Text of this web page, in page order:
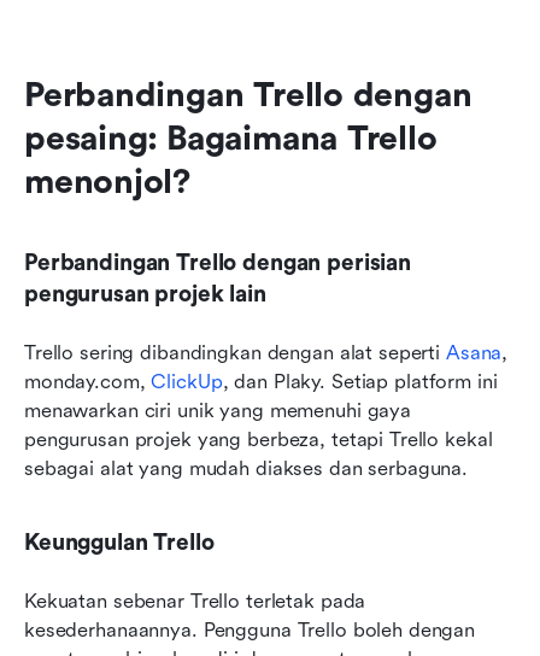
Perbandingan Trello dengan
pesaing: Bagaimana Trello
menonjol?
Perbandingan Trello dengan perisian
pengurusan projek lain
Trello sering dibandingkan dengan alat seperti Asana,
monday.com, ClickUp, dan Plaky. Setiap platform ini
menawarkan ciri unik yang memenuhi gaya
pengurusan projek yang berbeza, tetapi Trello kekal
sebagai alat yang mudah diakses dan serbaguna.
Keunggulan Trello
Kekuatan sebenar Trello terletak pada
kesederhanaannya. Pengguna Trello boleh dengan